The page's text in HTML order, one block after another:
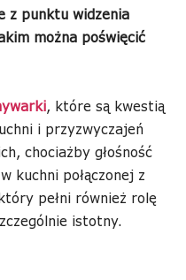
z punktu widzenia
można poświęcić
, które są kwestią
i przyzwyczajeń
chociażby głośność
kuchni połączonej z
pełni również rolę
istotny.